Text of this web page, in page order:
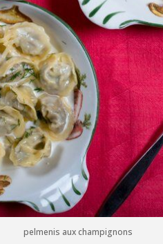
pelmenis aux champignons